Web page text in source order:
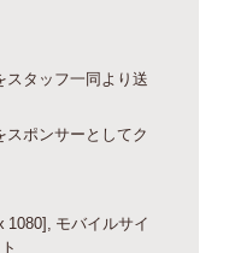
タッフ一同より送
ポンサーとしてク
モバイルサイ